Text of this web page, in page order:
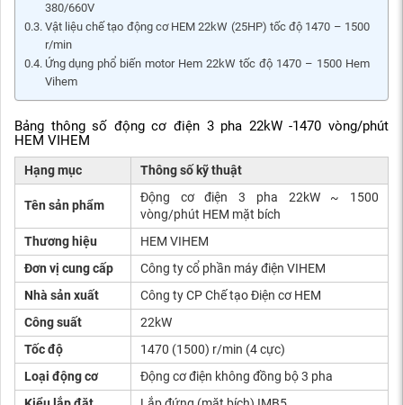
380/660V
Vật liệu chế tạo động cơ HEM 22kW (25HP) tốc độ 1470 – 1500
r/min
Ứng dụng phổ biến motor Hem 22kW tốc độ 1470 – 1500 Hem
Vihem
Bảng thông số động cơ điện 3 pha 22kW -1470 vòng/phút
HEM VIHEM
Hạng mục Thông số kỹ thuật
Tên sản phẩm
Động cơ điện 3 pha 22kW ~ 1500
vòng/phút HEM mặt bích
Thương hiệu
HEM VIHEM
Đơn vị cung cấp
Công ty cổ phần máy điện VIHEM
Nhà sản xuất
Công ty CP Chế tạo Điện cơ HEM
Công suất
22kW
Tốc độ
1470 (1500) r/min (4 cực)
Loại động cơ
Động cơ điện không đồng bộ 3 pha